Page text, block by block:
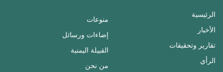
الرئيسية
الأخبار
تقارير وتحقيقات
الرأي
منوعات
إضاءات ورسائل
القبيلة اليمنية
من نحن